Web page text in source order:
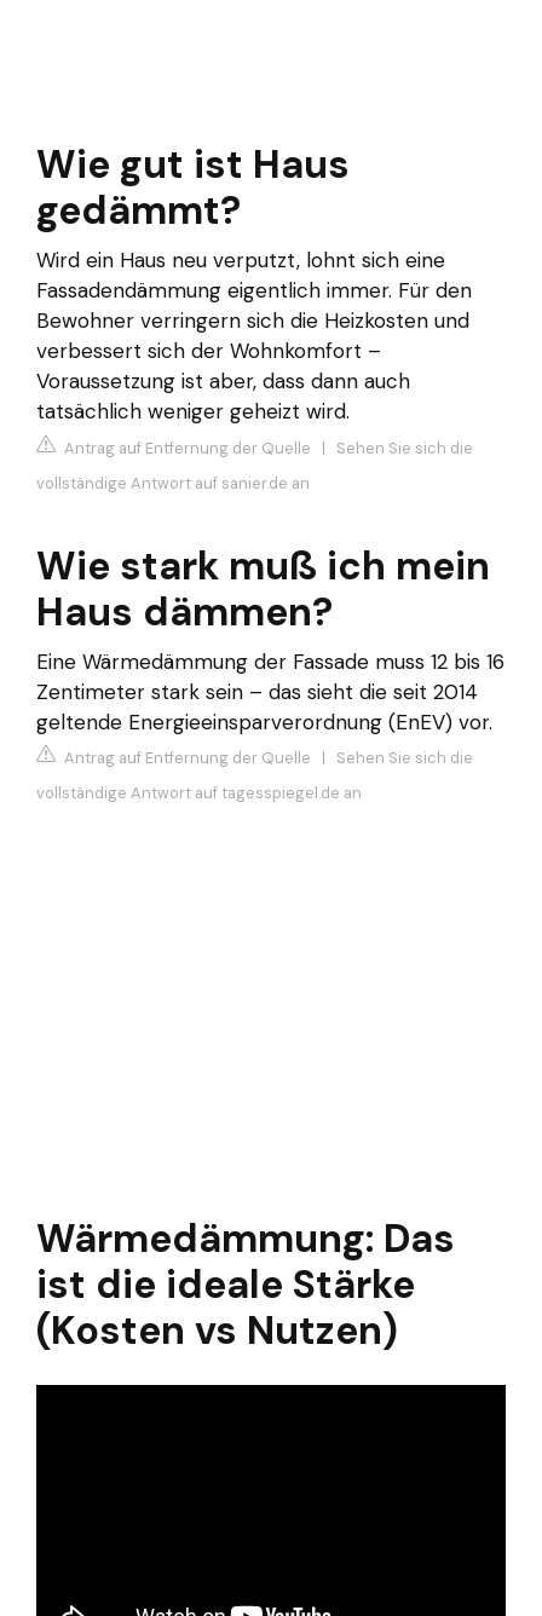
Wie gut ist Haus
gedämmt?
Wird ein Haus neu verputzt, lohnt sich eine
Fassadendämmung eigentlich immer. Für den
Bewohner verringern sich die Heizkosten und
verbessert sich der Wohnkomfort –
Voraussetzung ist aber, dass dann auch
tatsächlich weniger geheizt wird.
Antrag auf Entfernung der Quelle | Sehen Sie sich die
vollständige Antwort auf sanier.de an
Wie stark muß ich mein
Haus dämmen?
Eine Wärmedämmung der Fassade muss 12 bis 16
Zentimeter stark sein – das sieht die seit 2014
geltende Energieeinsparverordnung (EnEV) vor.
Antrag auf Entfernung der Quelle | Sehen Sie sich die
vollständige Antwort auf tagesspiegel.de an
Wärmedämmung: Das
ist die ideale Stärke
(Kosten vs Nutzen)